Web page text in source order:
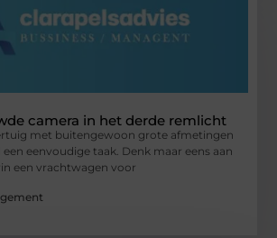
camera in het derde remlicht
met buitengewoon grote afmetingen
een eenvoudige taak. Denk maar eens aan
een vrachtwagen voor